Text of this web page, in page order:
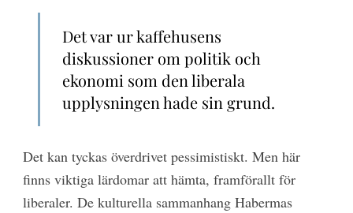
Det var ur kaffehusens
diskussioner om politik och
ekonomi som den liberala
upplysningen hade sin grund.
Det kan tyckas överdrivet pessimistiskt. Men här
finns viktiga lärdomar att hämta, framförallt för
liberaler. De kulturella sammanhang Habermas